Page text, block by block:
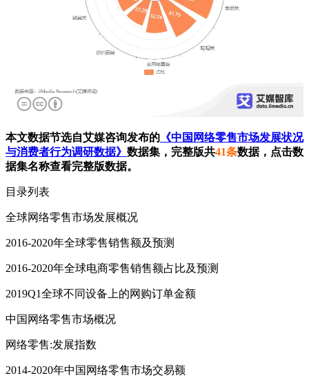
本文数据节选自艾媒咨询发布的 《中国网络零售市场发展状况
与消费者行为调研数据》 数据集，完整版共41条数据，点击数
据集名称查看完整版数据。
目录列表
全球网络零售市场发展概况
2016-2020年全球零售销售额及预测
2016-2020年全球电商零售销售额占比及预测
2019Q1全球不同设备上的网购订单金额
中国网络零售市场概况
网络零售:发展指数
2014-2020年中国网络零售市场交易额